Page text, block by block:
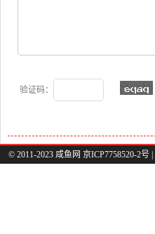
验证码：
© 2011-2023 咸鱼网 京ICP7758520-2号 |